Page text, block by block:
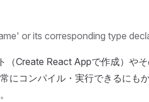
or its corresponding type
（Create React Appで作成）や
にコンパイル・実行できるにも